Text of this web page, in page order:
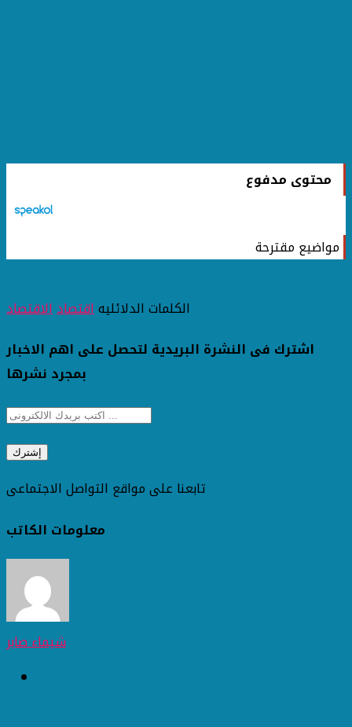
محتوى مدفوع
مواضيع مقترحة
الكلمات الدلائليهاقتصادالاقتصاد
اشترك فى النشرة البريدية لتحصل على اهم الاخبار
بمجرد نشرها
تابعنا على مواقع التواصل الاجتماعى
معلومات الكاتب
شيماء صابر